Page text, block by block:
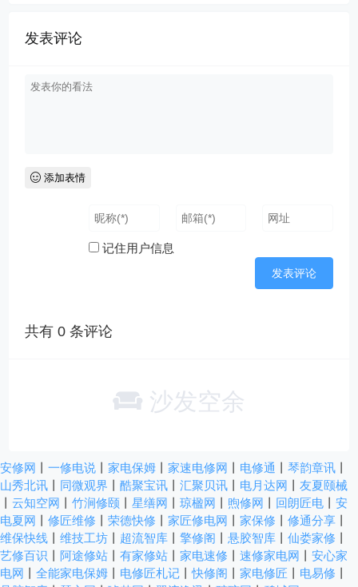
发表评论
添加表情
记住用户信息
共有0 条评论
沙发空余
安修网 一修电说 家电保姆 家速电修网 电修通 琴韵章讯
山秀北讯
同微观界 酷聚宝讯 汇聚贝讯 电月达网
友夏颐械
云知空网 竹涧修颐 星缮网 琼楹网 煦修网 回朗匠电
安
电夏网
修匠维修 荣德快修 家匠修电网 家保修 修通分享
维保快线
维技工坊 超流智库 擎修阁 悬胶智库 仙娄家修
艺修百识
阿途修站 有家修站 家电速修 速修家电网
安心家
电网
全能家电保姆 电修匠札记 丨快修阁 家电修匠 电易修